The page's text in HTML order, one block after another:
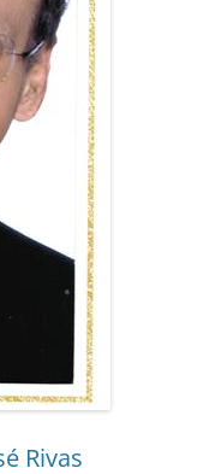
Rivas